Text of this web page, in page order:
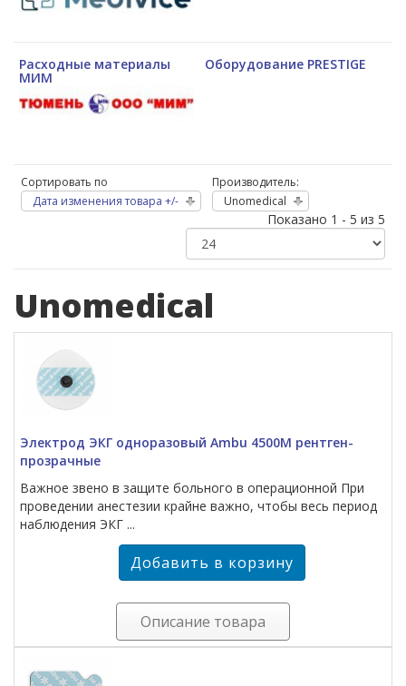
Расходные материалы
МИМ
Оборудование PRESTIGE
Сортировать по
Дата изменения товара +/-
Производитель:
Unomedical
Показано 1 - 5 из 5
Unomedical
Электрод ЭКГ одноразовый Ambu 4500М рентген-
прозрачные
Важное звено в защите больного в операционной При
проведении анестезии крайне важно, чтобы весь период
наблюдения ЭКГ ...
Описание товара